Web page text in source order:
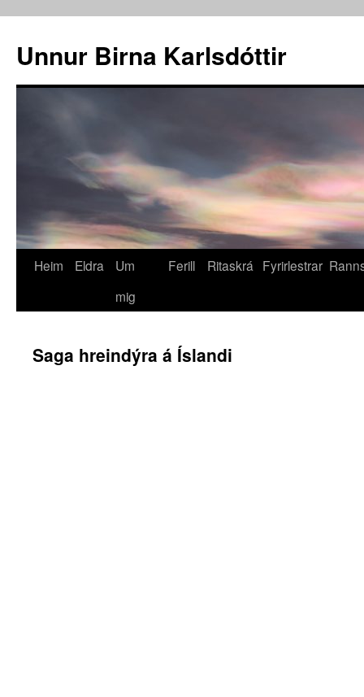
Unnur Birna Karlsdóttir
Heim Eldra
Um
mig
Ferill Ritaskrá Fyrirlestrar
Saga hreindýra á Íslandi